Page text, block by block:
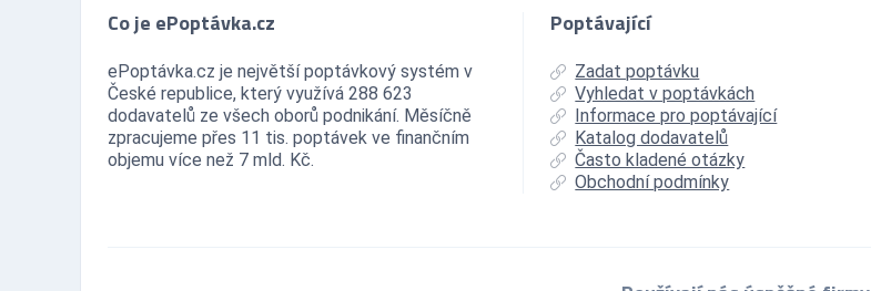
Co je ePoptávka.cz
ePoptávka.cz je největší poptávkový systém v
České republice, který využívá 288 623
dodavatelů ze všech oborů podnikání. Měsíčně
zpracujeme přes 11 tis. poptávek ve finančním
objemu více než 7 mld. Kč.
Poptávající
Zadat poptávku
Vyhledat v poptávkách
Informace pro poptávající
Katalog dodavatelů
Často kladené otázky
Obchodní podmínky